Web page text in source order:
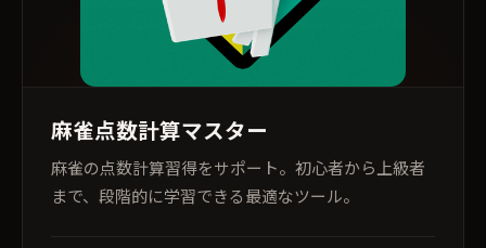
麻雀点数計算マスター
麻雀の点数計算習得をサポート。初心者から上級者
まで、段階的に学習できる最適なツール。